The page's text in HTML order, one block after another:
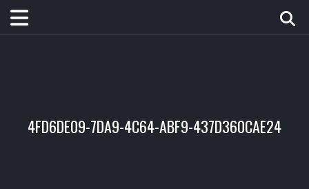
4FD6DE09-7DA9-4C64-ABF9-437D360CAE24